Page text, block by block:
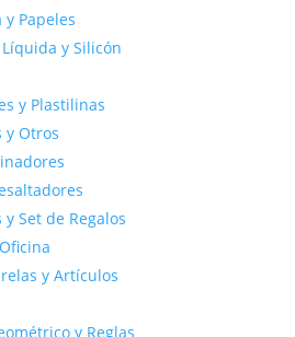
y Papeles
y Silicón
y Plastilinas
y Otros
y Set de Regalos
y Artículos
y Reglas